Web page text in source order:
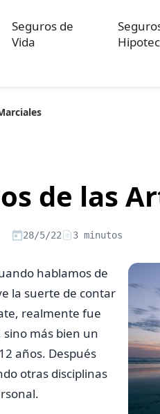
Seguros de
Vida
de las
28/5/22 3 minutos
hablamos de
la suerte de contar
realmente fue
más bien un
años. Después
otras disciplinas